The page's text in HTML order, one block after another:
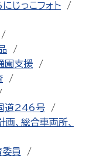
じっこフォト
園支援
道246号
、総合車両所、
員